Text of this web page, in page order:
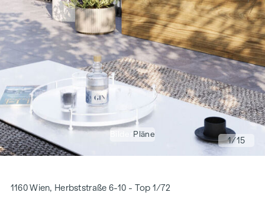
Pläne
1/15
1160 Wien, Herbststraße 6-10 - Top 1/72